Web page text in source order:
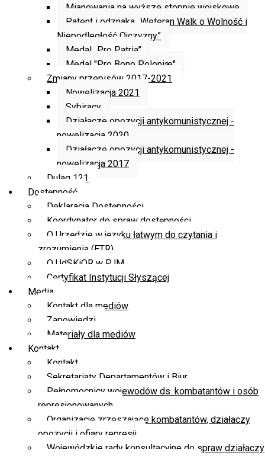
Mianowania na wyższe stopnie wojskowe
Patent i odznaka „Weteran Walk o Wolność i
Niepodległość Ojczyzny”
Medal „Pro Patria”
Medal "Pro Bono Poloniæ"
Zmiany przepisów 2017-2021
Nowelizacja 2021
Sybiracy
Działacze opozycji antykomunistycznej -
nowelizacja 2020
Działacze opozycji antykomunistycznej -
nowelizacja 2017
Dulag 121
Dostępność
Deklaracja Dostępności
Koordynator do spraw dostępności
O Urzędzie w języku łatwym do czytania i
zrozumienia (ETR)
O UdSKiOR w PJM
Certyfikat Instytucji Słyszącej
Media
Kontakt dla mediów
Zapowiedzi
Materiały dla mediów
Kontakt
Kontakt
Sekretariaty Departamentów i Biur
Pełnomocnicy wojewodów ds. kombatantów i osób
represjonowanych
Organizacje zrzeszające kombatantów, działaczy
opozycji i ofiary represji
Wojewódzkie rady konsultacyjne do spraw działaczy